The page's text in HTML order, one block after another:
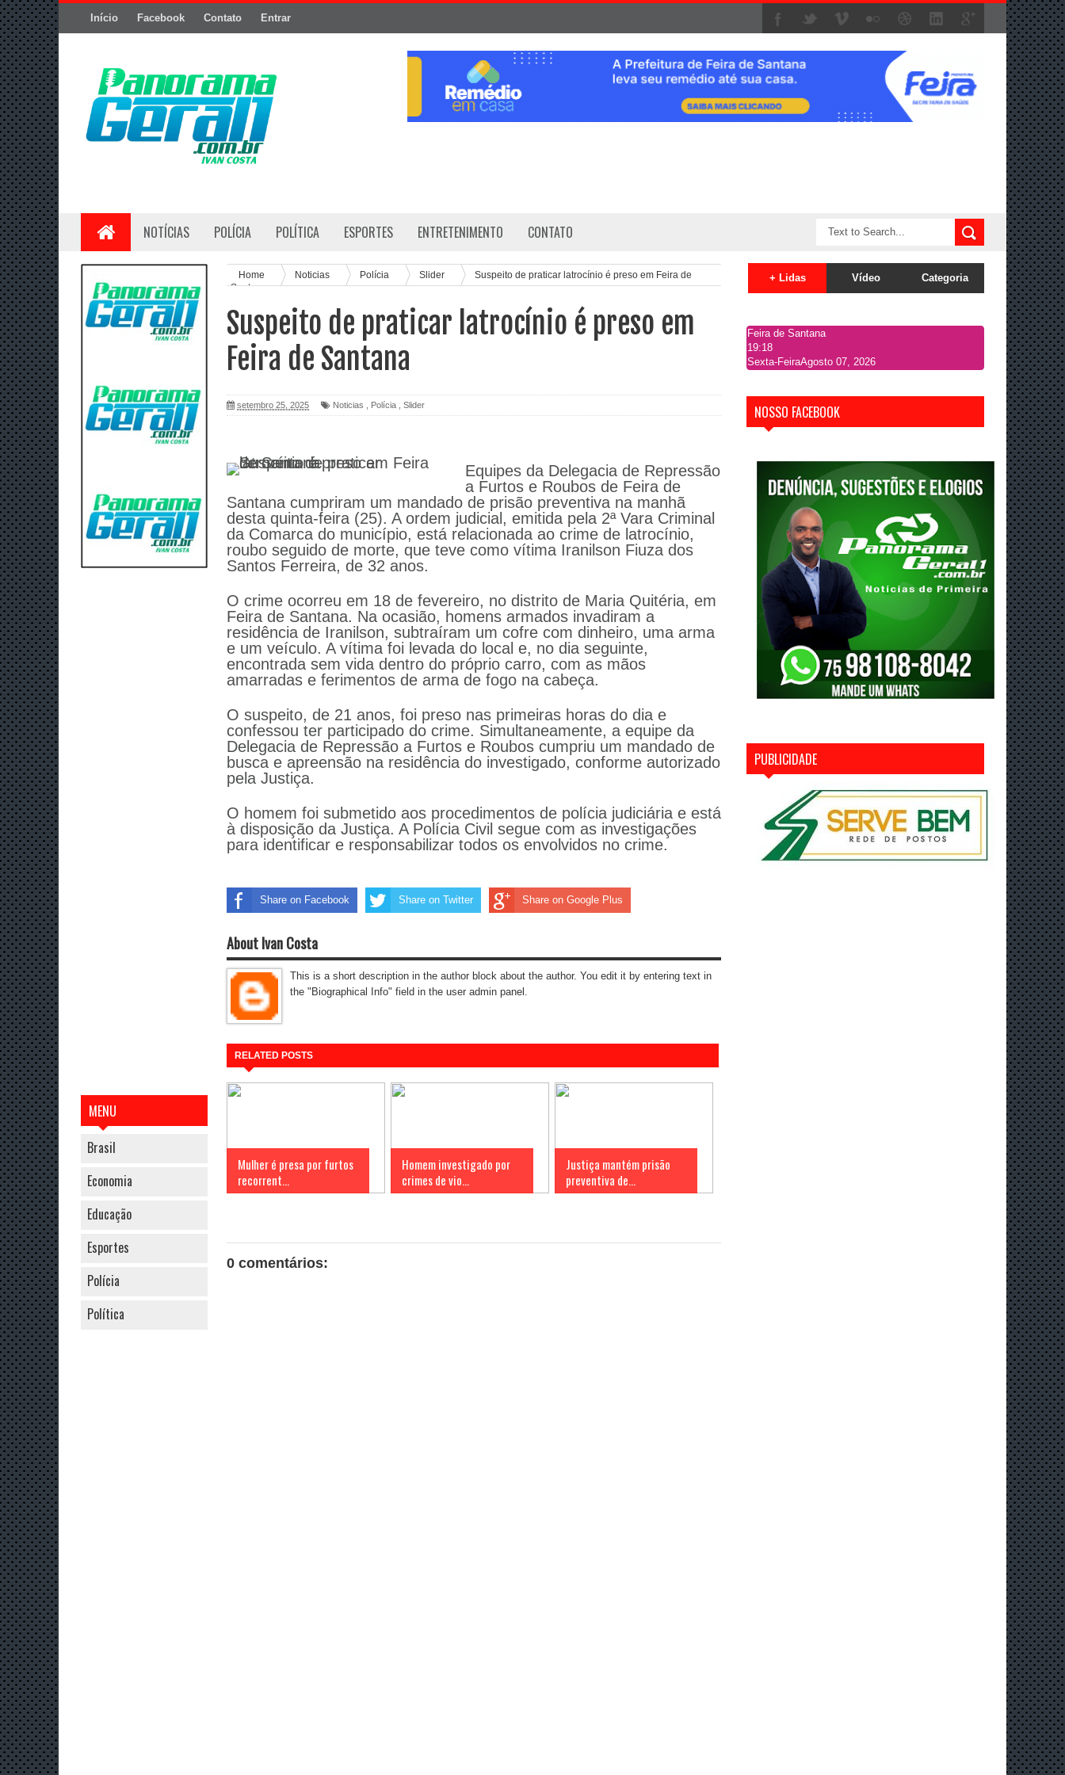
Início Facebook Contato Entrar
NOTÍCIAS POLÍCIA POLÍTICA ESPORTES ENTRETENIMENTO CONTATO
MENU
Brasil
Economia
Educação
Esportes
Polícia
Política
Home Noticias Polícia Slider
Suspeito de praticar latrocínio é preso em Feira de
Santana
Suspeito de praticar latrocínio é preso em
Feira de Santana
setembro 25, 2025 Noticias Polícia Slider
Equipes da Delegacia de Repressão
a Furtos e Roubos de Feira de
Santana cumpriram um mandado de prisão preventiva na manhã
desta quinta-feira (25). A ordem judicial, emitida pela 2ª Vara Criminal
da Comarca do município, está relacionada ao crime de latrocínio,
roubo seguido de morte, que teve como vítima Iranilson Fiuza dos
Santos Ferreira, de 32 anos.
O crime ocorreu em 18 de fevereiro, no distrito de Maria Quitéria, em
Feira de Santana. Na ocasião, homens armados invadiram a
residência de Iranilson, subtraíram um cofre com dinheiro, uma arma
e um veículo. A vítima foi levada do local e, no dia seguinte,
encontrada sem vida dentro do próprio carro, com as mãos
amarradas e ferimentos de arma de fogo na cabeça.
O suspeito, de 21 anos, foi preso nas primeiras horas do dia e
confessou ter participado do crime. Simultaneamente, a equipe da
Delegacia de Repressão a Furtos e Roubos cumpriu um mandado de
busca e apreensão na residência do investigado, conforme autorizado
pela Justiça.
O homem foi submetido aos procedimentos de polícia judiciária e está
à disposição da Justiça. A Polícia Civil segue com as investigações
para identificar e responsabilizar todos os envolvidos no crime.
Share on Facebook Share on Twitter Share on Google Plus
About Ivan Costa
This is a short description in the author block about the author. You edit it by entering text in
the "Biographical Info" field in the user admin panel.
RELATED POSTS
Mulher é presa por furtos
recorrent...
Homem investigado por
crimes de vio...
Justiça mantém prisão
preventiva de...
0 comentários:
+ Lidas Vídeo Categoria
Feira de Santana
19:18
Sexta-FeiraAgosto 07, 2026
NOSSO FACEBOOK
PUBLICIDADE